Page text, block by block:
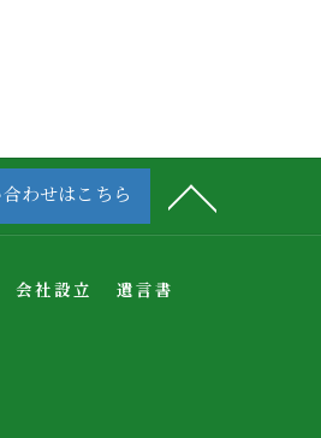
わせはこちら
会社設立
遺言書